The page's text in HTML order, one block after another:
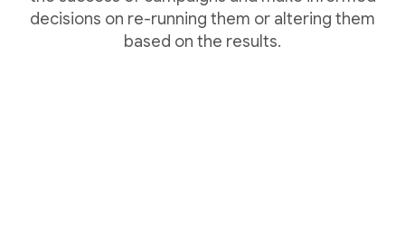
decisions on re-running them or altering them
based on the results.